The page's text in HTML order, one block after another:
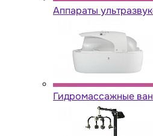
Аппараты
Гидромассажные